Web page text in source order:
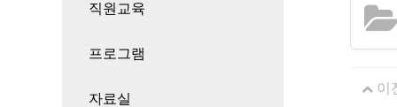
직원교육
프로그램
자료실
이